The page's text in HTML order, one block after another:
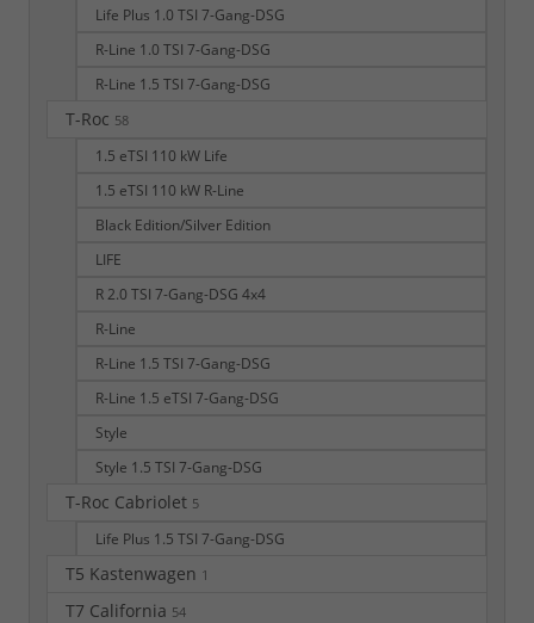
Life Plus 1.0 TSI 7-Gang-DSG
R-Line 1.0 TSI 7-Gang-DSG
R-Line 1.5 TSI 7-Gang-DSG
T-Roc 58
1.5 eTSI 110 kW Life
1.5 eTSI 110 kW R-Line
Black Edition/Silver Edition
LIFE
R 2.0 TSI 7-Gang-DSG 4x4
R-Line
R-Line 1.5 TSI 7-Gang-DSG
R-Line 1.5 eTSI 7-Gang-DSG
Style
Style 1.5 TSI 7-Gang-DSG
T-Roc Cabriolet 5
Life Plus 1.5 TSI 7-Gang-DSG
T5 Kastenwagen 1
T7 California 54